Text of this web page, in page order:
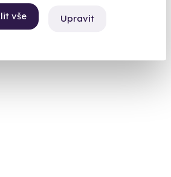
vše Upravit
vědce.